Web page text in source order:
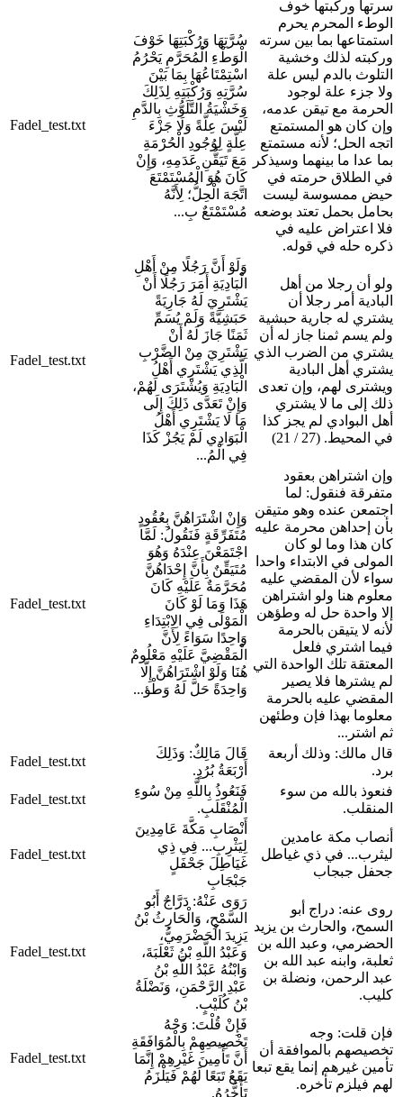
Fadel_test.txt
سُرَّتِهَا وَرُكْبَتِهَا خَوْفَ
الْوَطْءِ الْمُحَرَّمِ يَحْرُمُ
اسْتِمْتَاعُهَا بِمَا بَيْنَ
سُرَّتِهِ وَرُكْبَتِهِ لِذَلِكَ
وَخَشْيَةُ التَّلَوُّثِ بِالدَّمِ
لَيْسَ عِلَّةً وَلَا جَزْءَ
عِلَّةٍ لِوُجُودِ الْحُرْمَةِ
مَعَ تَيَقُّنِ عَدَمِهِ، وَإِنْ
كَانَ هُوَ الْمُسْتَمْتَعَ
اتَّجَهَ الْحِلُّ؛ لِأَنَّهُ
مُسْتَمْتَعٌ بِ...
سرتها وركبتها خوف
الوطء المحرم يحرم
استمتاعها بما بين سرته
وركبته لذلك وخشية
التلوث بالدم ليس علة
ولا جزء علة لوجود
الحرمة مع تيقن عدمه،
وإن كان هو المستمتع
اتجه الحل؛ لأنه مستمتع
بما عدا ما بينهما وسيذكر
في الطلاق حرمته في
حيض ممسوسة ليست
بحامل بحمل تعتد بوضعه
فلا اعتراض عليه في
ذكره حله في قوله.
Fadel_test.txt
وَلَوْ أَنَّ رَجُلًا مِنْ أَهْلِ
الْبَادِيَةِ أَمَرَ رَجُلًا أَنْ
يَشْتَرِيَ لَهُ جَارِيَةً
حَبَشِيَّةً وَلَمْ يُسَمِّ
ثَمَنًا جَازَ لَهُ أَنْ
يَشْتَرِيَ مِنْ الضَّرْبِ
الَّذِي يَشْتَرِي أَهْلُ
الْبَادِيَةِ وَيُشْتَرَى لَهُمْ،
وَإِنْ تَعَدَّى ذَلِكَ إِلَى
مَا لَا يَشْتَرِي أَهْلُ
الْبَوَادِي لَمْ يَجُزْ كَذَا
فِي الْمُ...
ولو أن رجلا من أهل
البادية أمر رجلا أن
يشتري له جارية حبشية
ولم يسم ثمنا جاز له أن
يشتري من الضرب الذي
يشتري أهل البادية
ويشترى لهم، وإن تعدى
ذلك إلى ما لا يشتري
أهل البوادي لم يجز كذا
في المحيط. (27 / 21)
Fadel_test.txt
وَإِنْ اشْتَرَاهُنَّ بِعُقُودٍ
مُتَفَرِّقَةٍ فَنَقُولُ: لَمَّا
اجْتَمَعْنَ عِنْدَهُ وَهُوَ
مُتَيَقِّنٌ بِأَنَّ إِحْدَاهُنَّ
مُحَرَّمَةٌ عَلَيْهِ كَانَ
هَذَا وَمَا لَوْ كَانَ
الْمَوْلَى فِي الِابْتِدَاءِ
وَاحِدًا سَوَاءً لِأَنَّ
الْمَقْضِيَّ عَلَيْهِ مَعْلُومٌ
هُنَا وَلَوْ اشْتَرَاهُنَّ إِلَّا
وَاحِدَةً حَلَّ لَهُ وَطْؤ...
وإن اشتراهن بعقود
متفرقة فنقول: لما
اجتمعن عنده وهو متيقن
بأن إحداهن محرمة عليه
كان هذا وما لو كان
المولى في الابتداء واحدا
سواء لأن المقضي عليه
معلوم هنا ولو اشتراهن
إلا واحدة حل له وطؤهن
لأنه لا يتيقن بالحرمة
فيما اشتري فلعل
المعتقة تلك الواحدة التي
لم يشترها فلا يصير
المقضي عليه بالحرمة
معلوما بهذا فإن وطئهن
ثم اشتر...
Fadel_test.txt
قَالَ مَالِكٌ: وَذَلِكَ
أَرْبَعَةُ بُرُدٍ.
قال مالك: وذلك أربعة
برد.
Fadel_test.txt
فَنَعُوذُ بِاللَّهِ مِنْ سُوءِ
الْمُنْقَلَبِ.
فنعوذ بالله من سوء
المنقلب.
Fadel_test.txt
أَنْصَابِ مَكَّةَ عَامِدِينَ
لِيَثْرِبِ... فِي ذِي
غَيَاطِلَ جَحْفَلٍ
جَبْجَابِ
أنصاب مكة عامدين
ليثرب... في ذي غياطل
جحفل جبجاب
Fadel_test.txt
رَوَى عَنْهُ: دَرَّاجٌ أَبُو
السَّمْحِ، وَالْحَارِثُ بْنُ
يَزِيدَ الْحَضْرَمِيُّ،
وَعَبْدُ اللَّهِ بْنُ ثَعْلَبَةَ،
وَابْنُهُ عَبْدُ اللَّهِ بْنُ
عَبْدِ الرَّحْمَنِ، وَنَضْلَةُ
بْنُ كُلَيْبٍ.
روى عنه: دراج أبو
السمح، والحارث بن يزيد
الحضرمي، وعبد الله بن
ثعلبة، وابنه عبد الله بن
عبد الرحمن، ونضلة بن
كليب.
Fadel_test.txt
فَإِنْ قُلْتَ: وَجْهُ
تَخْصِيصِهِمْ بِالْمُوَافَقَةِ
أَنَّ تَأْمِينَ غَيْرِهِمْ إِنَّمَا
يَقَعُ تَبَعًا لَهُمْ فَيَلْزَمُ
تَأَخُّرُهُ.
فإن قلت: وجه
تخصيصهم بالموافقة أن
تأمين غيرهم إنما يقع تبعا
لهم فيلزم تأخره.